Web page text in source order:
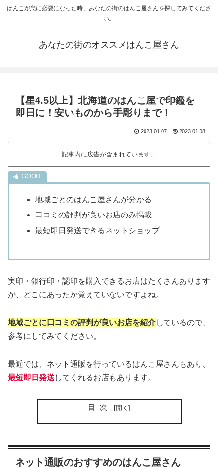
はんこが急に必要になった時、あなたの街のはんこ屋さんを探してみてくださ
い。
あなたの街のオススメはんこ屋さん
【星4.5以上】北海道のはんこ屋で印鑑を
即日に！安いものから手彫りまで！
2023.01.07 2023.01.08
記事内に広告が含まれています。
地域ごとのはんこ屋さんが分かる
口コミの評判が良いお店のみ掲載
最短即日発送できるネットショップ
実印・銀行印・認印を購入できるお店はたくさんあります
が、どこにあったか覚えていないですよね。
地域ごとに口コミの評判が良いお店を紹介しているので、
参考にしてみてください。
最近では、ネット通販を行っているはんこ屋さんもあり、
最短即日発送 してくれるお店もあります。
目次
ネット通販のおすすめのはんこ屋さん